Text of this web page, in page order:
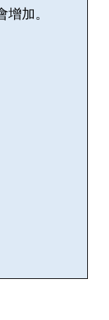
增加。